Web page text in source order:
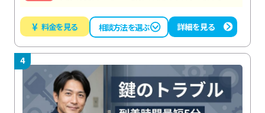
¥ 料金を見る 相談方法を選ぶ 詳細を見る
4